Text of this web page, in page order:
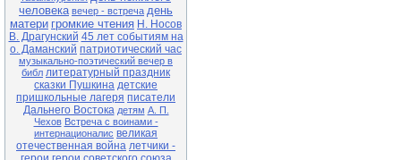
человека вечер - встреча день
матери громкие чтения Н. Носов
В. Драгунский 45 лет событиям на
о. Даманский патриотический час
музыкально-поэтический вечер в
библ литературный праздник
сказки Пушкина детские
пришкольные лагеря писатели
Дальнего Востока детям А. П.
Чехов Встреча с воинами -
интернационалис великая
отечественная война летчики -